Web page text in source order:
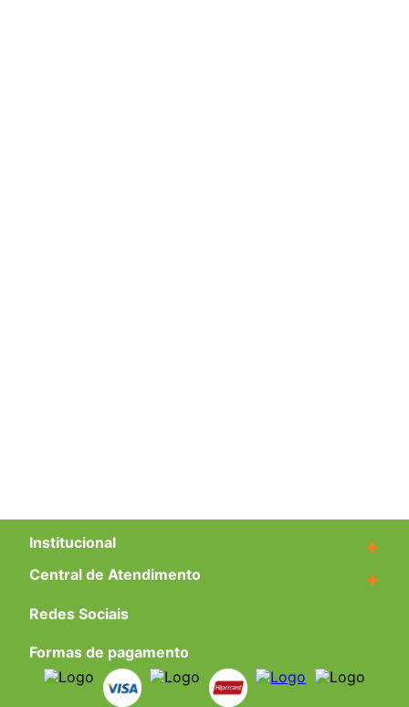
Institucional +
Central de Atendimento +
Redes Sociais
Formas de pagamento